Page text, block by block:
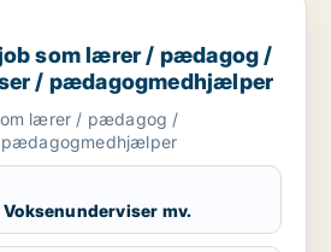
lærer / pædagog /
som lærer / pædagog /
/ pædagogmedhjælper
lærer / pædagog /
pædagogmedhjælper
mv.